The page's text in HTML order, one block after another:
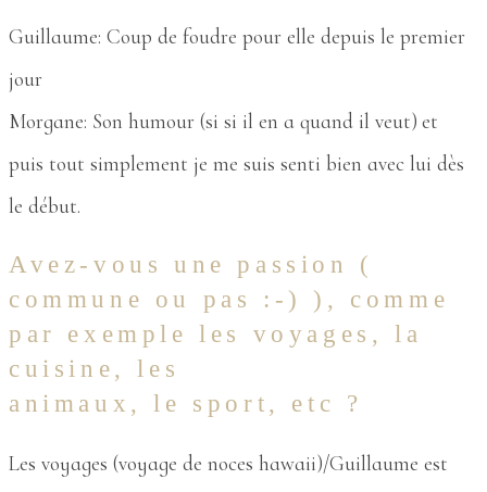
Guillaume: Coup de foudre pour elle depuis le premier
jour
Morgane: Son humour (si si il en a quand il veut) et
puis tout simplement je me suis senti bien avec lui dès
le début.
Avez-vous une passion (
commune ou pas :-) ), comme
par exemple les voyages, la
cuisine, les
animaux, le sport, etc ?
Les voyages (voyage de noces hawaii)/Guillaume est